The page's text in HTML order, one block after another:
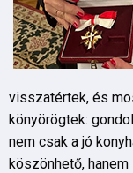
visszatértek, és
könyörögtek:
nem csak a jó
köszönhető,